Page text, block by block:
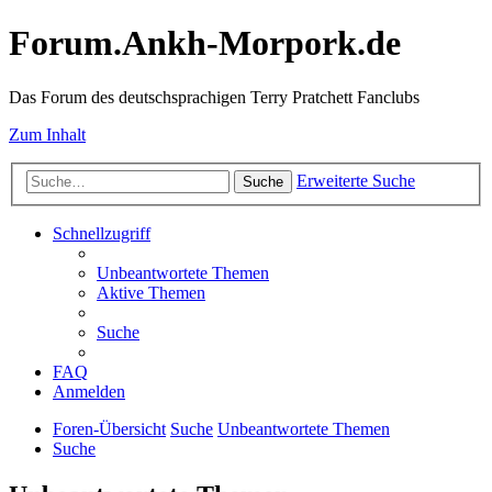
Forum.Ankh-Morpork.de
Das Forum des deutschsprachigen Terry Pratchett Fanclubs
Zum Inhalt
Suche Erweiterte Suche
Schnellzugriff
Unbeantwortete Themen
Aktive Themen
Suche
FAQ
Anmelden
Foren-Übersicht Suche Unbeantwortete Themen
Suche